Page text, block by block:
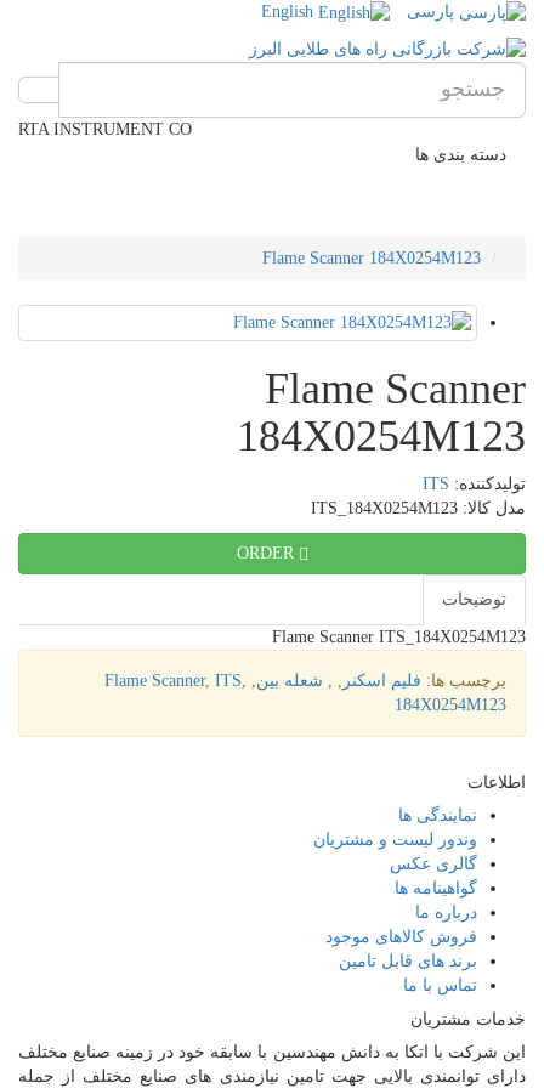
پارسی
RTA INSTRUMENT CO
دسته بندی ها
Flame Scanner 184X0254M123
Flame Scanner
184X0254M123
تولیدکننده: ITS
مدل کالا: ITS_184X0254M123
توضیحات
Flame Scanner ITS_184X0254M123
برچسب ها: فلیم اسکنر شعله بین Flame Scanner, ITS
184X0254M123
اطلاعات
نمایندگی ها
وندور لیست و مشتریان
گالری عکس
گواهینامه ها
درباره ما
فروش کالاهای موجود
برند های قابل تامین
تماس با ما
خدمات مشتریان
این شرکت با اتکا به دانش مهندسین با سابقه خود در زمینه صنایع مختلف
دارای توانمندی بالایی جهت تامین نیازمندی های صنایع مختلف از جمله